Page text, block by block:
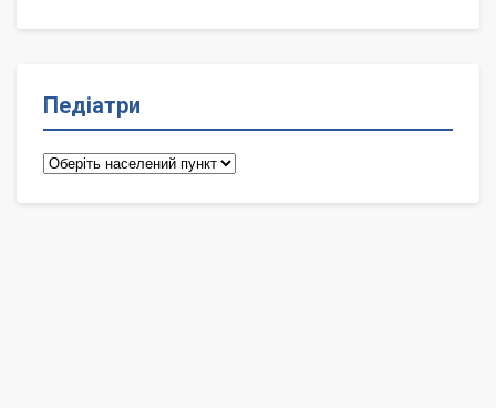
Педіатри
Педіатри